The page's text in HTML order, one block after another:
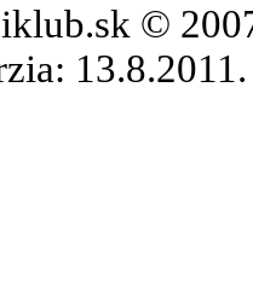
©
13.8.2011.